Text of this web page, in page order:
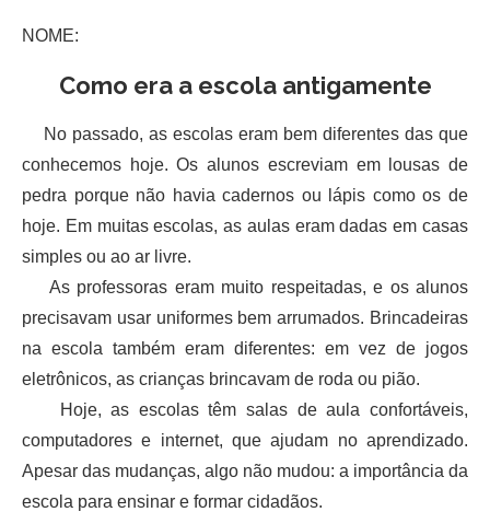
NOME:
Como era a escola antigamente
No passado, as escolas eram bem diferentes das que
conhecemos hoje. Os alunos escreviam em lousas de
pedra porque não havia cadernos ou lápis como os de
hoje. Em muitas escolas, as aulas eram dadas em casas
simples ou ao ar livre.
As professoras eram muito respeitadas, e os alunos
precisavam usar uniformes bem arrumados. Brincadeiras
na escola também eram diferentes: em vez de jogos
eletrônicos, as crianças brincavam de roda ou pião.
Hoje, as escolas têm salas de aula confortáveis,
computadores e internet, que ajudam no aprendizado.
Apesar das mudanças, algo não mudou: a importância da
escola para ensinar e formar cidadãos.